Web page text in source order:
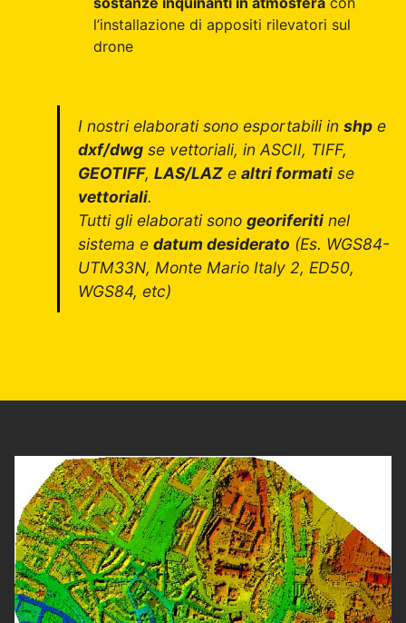
l’installazione di appositi rilevatori sul
drone
I nostri elaborati sono esportabili in shp e
dxf/dwg se vettoriali, in ASCII, TIFF,
GEOTIFF, LAS/LAZ e altri formati se
vettoriali.
Tutti gli elaborati sono georiferiti nel
sistema e datum desiderato (Es. WGS84-
UTM33N, Monte Mario Italy 2, ED50,
WGS84, etc)